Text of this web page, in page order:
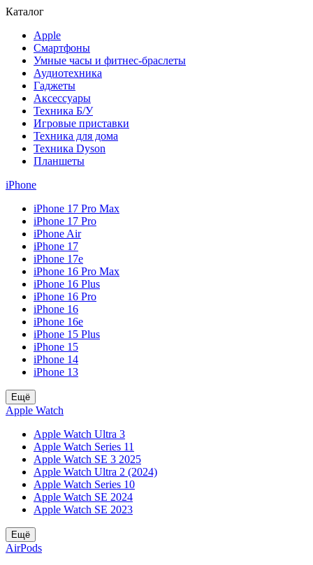
Каталог
Apple
Смартфоны
Умные часы и фитнес-браслеты
Аудиотехника
Гаджеты
Аксессуары
Техника Б/У
Игровые приставки
Техника для дома
Техника Dyson
Планшеты
iPhone
iPhone 17 Pro Max
iPhone 17 Pro
iPhone Air
iPhone 17
iPhone 17e
iPhone 16 Pro Max
iPhone 16 Plus
iPhone 16 Pro
iPhone 16
iPhone 16e
iPhone 15 Plus
iPhone 15
iPhone 14
iPhone 13
Ещё
Apple Watch
Apple Watch Ultra 3
Apple Watch Series 11
Apple Watch SE 3 2025
Apple Watch Ultra 2 (2024)
Apple Watch Series 10
Apple Watch SE 2024
Apple Watch SE 2023
Ещё
AirPods